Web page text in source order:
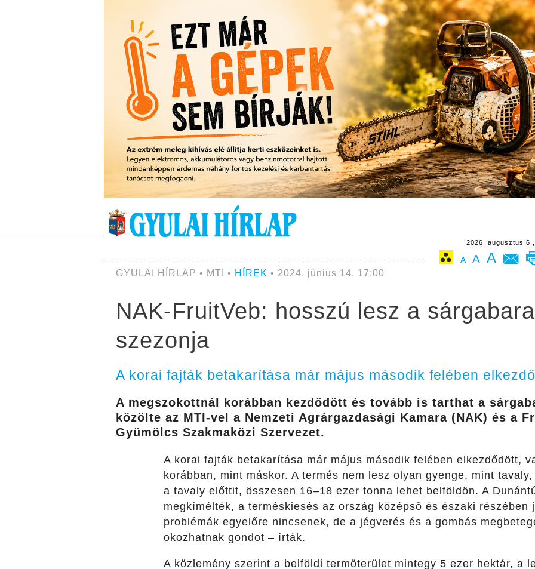
2026. augusztus
A A A
GYULAI HÍRLAP • MTI • HÍREK • 2024. június 14. 17:00
NAK-FruitVeb: hosszú lesz a
szezonja
A korai fajták betakarítása már május második felében
A megszokottnál korábban kezdődött és tovább is tarthat a
közölte az MTI-vel a Nemzeti Agrárgazdasági Kamara (NAK) és a
Gyümölcs Szakmaközi Szervezet.
A korai fajták betakarítása már május második felében elkezdődött,
korábban, mint máskor. A termés nem lesz olyan gyenge, mint
a tavaly előttit, összesen 16–18 ezer tonna lehet belföldön. A
megkímélték, a terméskiesés az ország középső és északi részében
problémák egyelőre nincsenek, de a jégverés és a gombás
okozhatnak gondot – írták.
A közlemény szerint a belföldi termőterület mintegy 5 ezer hektár, a